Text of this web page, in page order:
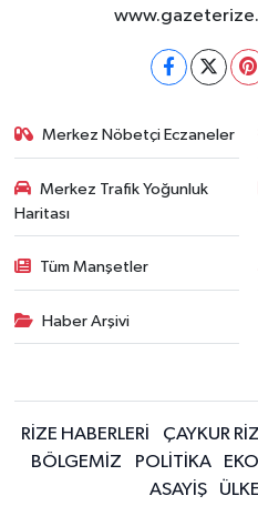
Merkez Nöbetçi Eczaneler
Merkez Trafik Yoğunluk
Haritası
Tüm Manşetler
Haber Arşivi
RİZE HABERLERİ ÇAYKUR
BÖLGEMİZ
POLİTİKA
ASAYİŞ